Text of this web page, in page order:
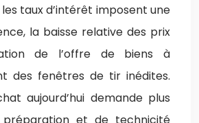
les taux d’intérêt imposent une
la baisse relative des prix
de l’offre de biens à
des fenêtres de tir inédites.
aujourd’hui demande plus